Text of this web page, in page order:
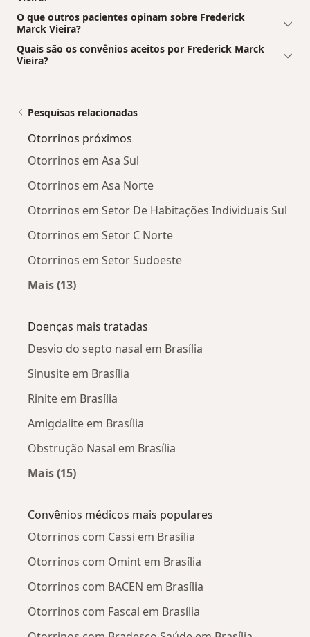
O que outros pacientes opinam sobre Frederick
Marck Vieira?
Quais são os convênios aceitos por Frederick Marck
Vieira?
Pesquisas relacionadas
Otorrinos próximos
Otorrinos em Asa Sul
Otorrinos em Asa Norte
Otorrinos em Setor De Habitações Individuais Sul
Otorrinos em Setor C Norte
Otorrinos em Setor Sudoeste
Mais (13)
Doenças mais tratadas
Desvio do septo nasal em Brasília
Sinusite em Brasília
Rinite em Brasília
Amigdalite em Brasília
Obstrução Nasal em Brasília
Mais (15)
Convênios médicos mais populares
Otorrinos com Cassi em Brasília
Otorrinos com Omint em Brasília
Otorrinos com BACEN em Brasília
Otorrinos com Fascal em Brasília